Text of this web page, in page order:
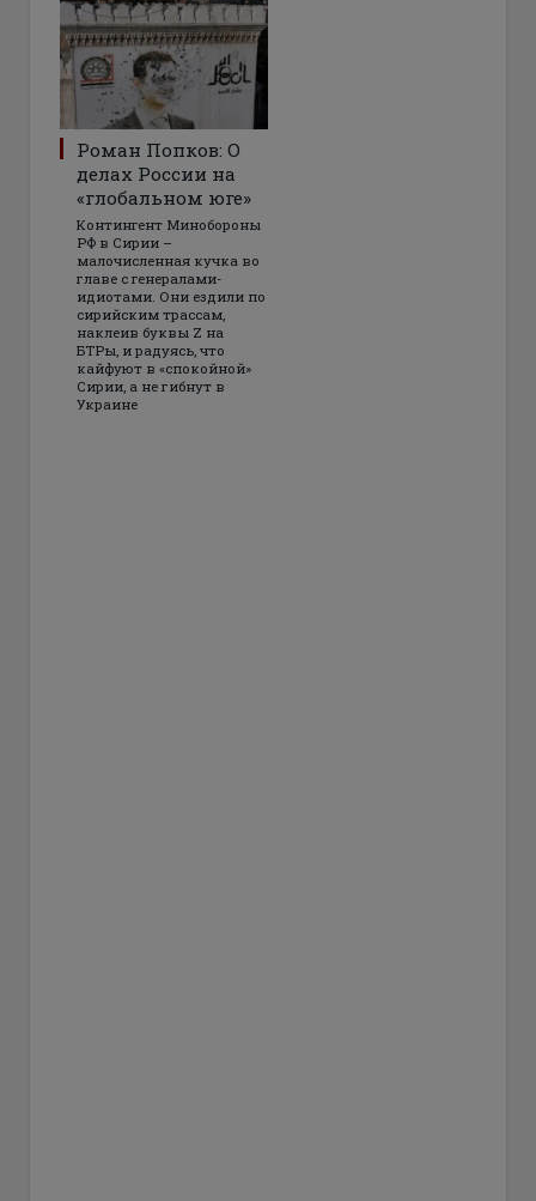
Роман Попков: О
делах России на
«глобальном юге»
Контингент Минобороны
РФ в Сирии –
малочисленная кучка во
главе с генералами-
идиотами. Они ездили по
сирийским трассам,
наклеив буквы Z на
БТРы, и радуясь, что
кайфуют в «спокойной»
Сирии, а не гибнут в
Украине